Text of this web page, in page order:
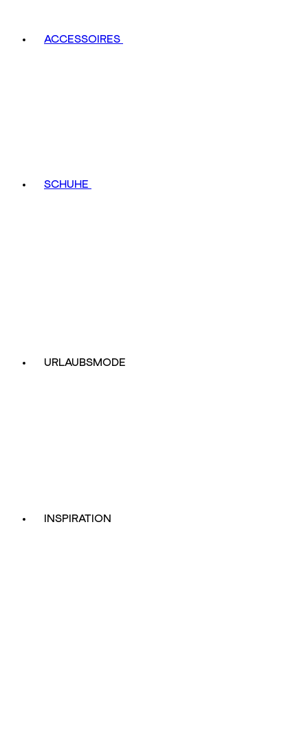
ACCESSOIRES
SCHUHE
URLAUBSMODE
INSPIRATION